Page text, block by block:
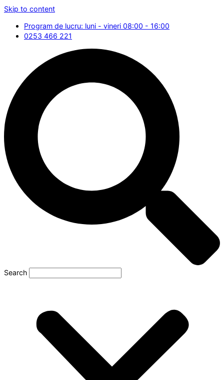
Skip to content
Program de lucru: luni - vineri 08:00 - 16:00
0253 466 221
Search